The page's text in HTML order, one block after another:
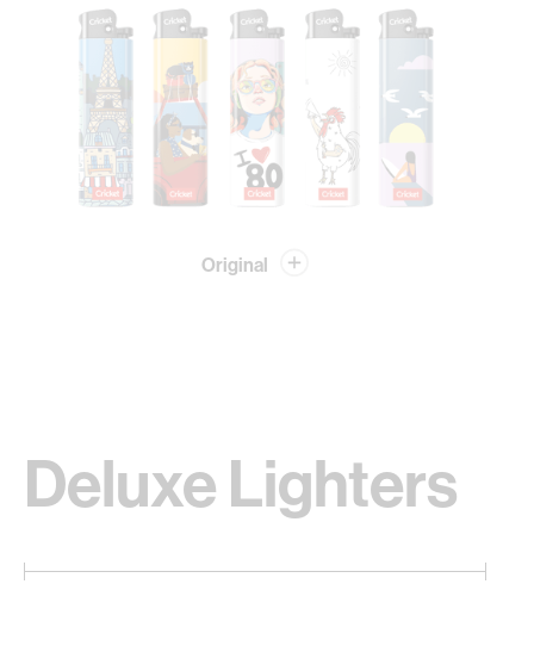
Original
Deluxe Lighters